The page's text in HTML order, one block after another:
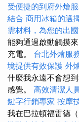
受便捷的到府外燴
結合 商用冰箱的選
需材料，為您的出
能夠通過啟動觸摸
充電。 台北外燴服
境提供有效保護 外
什麼我永遠不會想
感覺。 高效清潔人
鍵字行銷專家 按摩
我在巴拉頓福雷德